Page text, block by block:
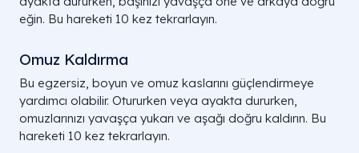
eğin. Bu hareketi 10 kez tekrarlayın.
Omuz Kaldırma
Bu egzersiz, boyun ve omuz kaslarını güçlendirmeye
yardımcı olabilir. Otururken veya ayakta dururken,
omuzlarınızı yavaşça yukarı ve aşağı doğru kaldırın. Bu
hareketi 10 kez tekrarlayın.